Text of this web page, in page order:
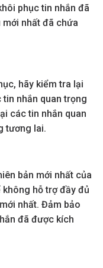
phục tin nhắn đã
nhất đã chứa
hãy kiểm tra lại
nhắn quan trọng
các tin nhắn quan
tương lai.
bản mới nhất của
hỗ trợ đầy đủ
nhất. Đảm bảo
đã được kích